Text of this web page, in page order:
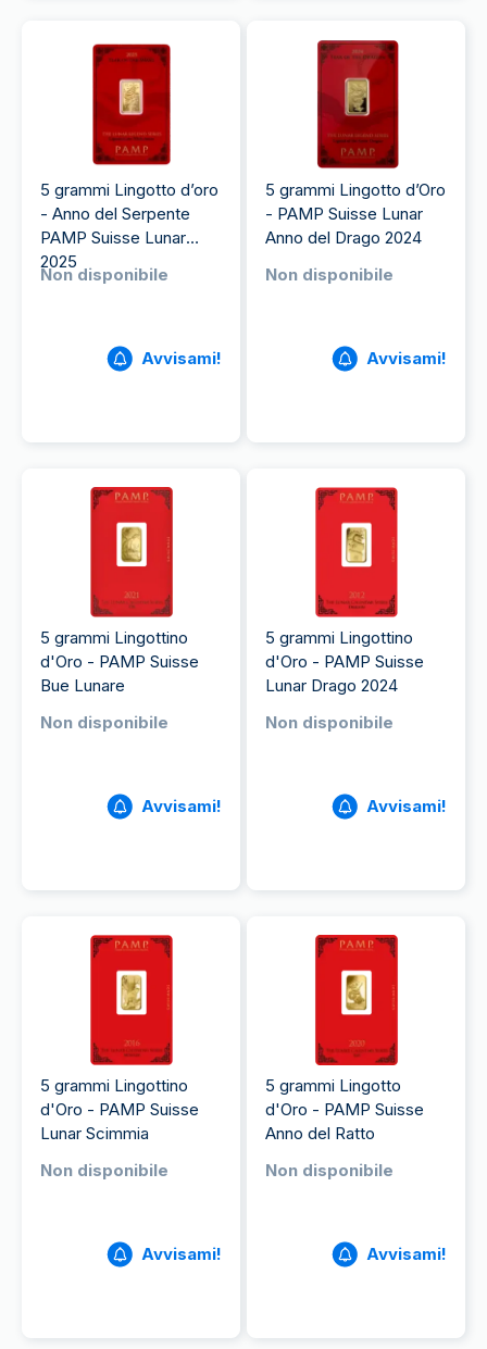
5 grammi Lingotto d’oro
- Anno del Serpente
PAMP Suisse Lunar
2025
Non disponibile
Avvisami!
5 grammi Lingotto d’Oro
- PAMP Suisse Lunar
Anno del Drago 2024
Non disponibile
Avvisami!
5 grammi Lingottino
d'Oro - PAMP Suisse
Bue Lunare
Non disponibile
Avvisami!
5 grammi Lingottino
d'Oro - PAMP Suisse
Lunar Drago 2024
Non disponibile
Avvisami!
5 grammi Lingottino
d'Oro - PAMP Suisse
Lunar Scimmia
Non disponibile
Avvisami!
5 grammi Lingotto
d'Oro - PAMP Suisse
Anno del Ratto
Non disponibile
Avvisami!